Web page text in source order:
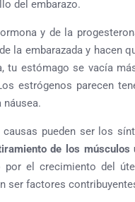
del embarazo.
y de la
la embarazada y hacen
tu estómago se vacía
estrógenos parecen
náusea.
causas pueden ser los
de los
por el crecimiento del
ser factores